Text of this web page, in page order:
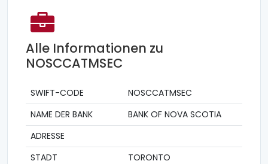
Alle Informationen zu
NOSCCATMSEC
SWIFT-CODE
NOSCCATMSEC
NAME DER BANK
BANK OF NOVA SCOTIA
ADRESSE
STADT
TORONTO